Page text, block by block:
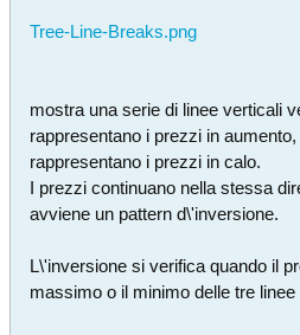
Tree-Line-Breaks.png
mostra una serie di linee verticali
rappresentano i prezzi in
rappresentano i prezzi in calo.
I prezzi continuano nella stessa
avviene un pattern d\'inversione.
L\'inversione si verifica quando il
massimo o il minimo delle tre linee